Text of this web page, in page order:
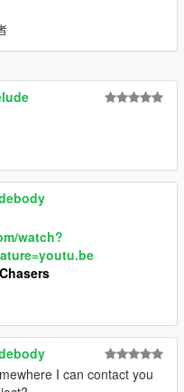
watch?
I can contact you